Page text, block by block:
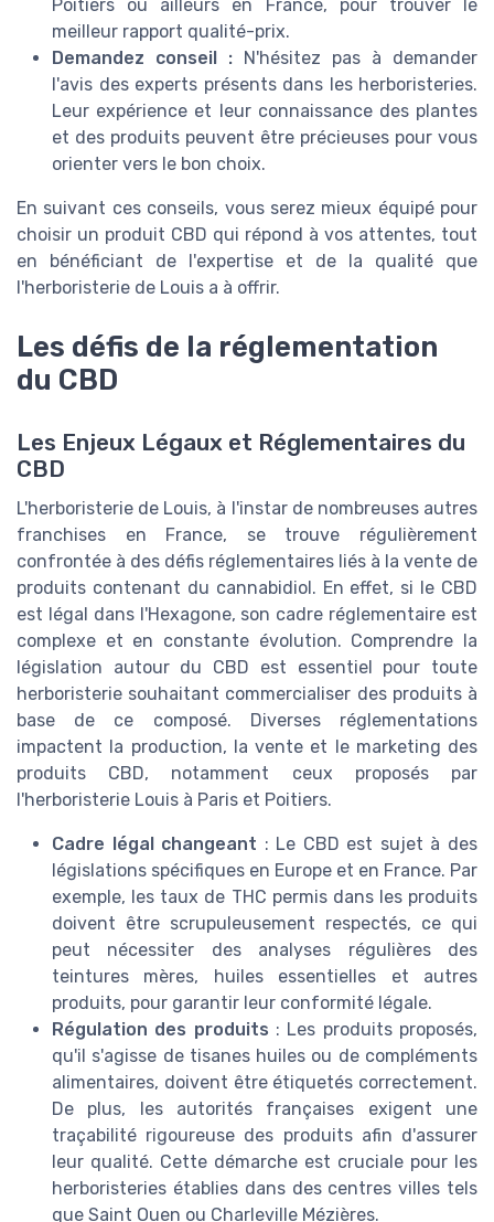
Poitiers ou ailleurs en France, pour trouver le
meilleur rapport qualité-prix.
Demandez conseil : N'hésitez pas à demander
l'avis des experts présents dans les herboristeries.
Leur expérience et leur connaissance des plantes
et des produits peuvent être précieuses pour vous
orienter vers le bon choix.
En suivant ces conseils, vous serez mieux équipé pour
choisir un produit CBD qui répond à vos attentes, tout
en bénéficiant de l'expertise et de la qualité que
l'herboristerie de Louis a à offrir.
Les défis de la réglementation
du CBD
Les Enjeux Légaux et Réglementaires du
CBD
L'herboristerie de Louis, à l'instar de nombreuses autres
franchises en France, se trouve régulièrement
confrontée à des défis réglementaires liés à la vente de
produits contenant du cannabidiol. En effet, si le CBD
est légal dans l'Hexagone, son cadre réglementaire est
complexe et en constante évolution. Comprendre la
législation autour du CBD est essentiel pour toute
herboristerie souhaitant commercialiser des produits à
base de ce composé. Diverses réglementations
impactent la production, la vente et le marketing des
produits CBD, notamment ceux proposés par
l'herboristerie Louis à Paris et Poitiers.
Cadre légal changeant : Le CBD est sujet à des
législations spécifiques en Europe et en France. Par
exemple, les taux de THC permis dans les produits
doivent être scrupuleusement respectés, ce qui
peut nécessiter des analyses régulières des
teintures mères, huiles essentielles et autres
produits, pour garantir leur conformité légale.
Régulation des produits : Les produits proposés,
qu'il s'agisse de tisanes huiles ou de compléments
alimentaires, doivent être étiquetés correctement.
De plus, les autorités françaises exigent une
traçabilité rigoureuse des produits afin d'assurer
leur qualité. Cette démarche est cruciale pour les
herboristeries établies dans des centres villes tels
que Saint Ouen ou Charleville Mézières.